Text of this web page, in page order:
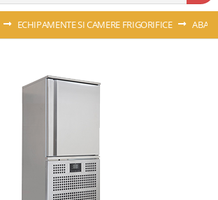
ECHIPAMENTE SI CAMERE FRIGORIFICE